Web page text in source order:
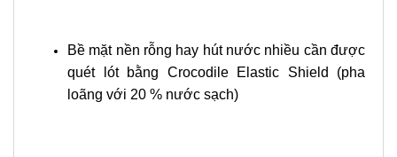
Bề mặt nền rỗng hay hút nước nhiều cần được
quét lót bằng Crocodile Elastic Shield (pha
loãng với 20 % nước sạch)